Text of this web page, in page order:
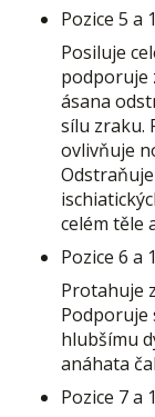
Pozice 5 a
Posiluje
podporuje
ásana
sílu zraku.
ovlivňuje
celém těle
Pozice 6 a
Protahuje
Podporuje
hlubšímu
anáhata
Pozice 7 a